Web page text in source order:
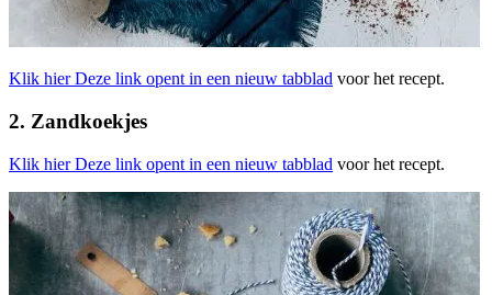
Klik hierDeze link opent in een nieuw tabblad voor het recept.
2. Zandkoekjes
Klik hierDeze link opent in een nieuw tabblad voor het recept.